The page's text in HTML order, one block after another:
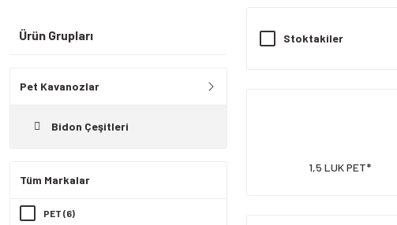
Ürün Grupları
Pet Kavanozlar
Bidon Çeşitleri
Tüm Markalar
PET (6)
Stoktakiler
1,5 LUK PET*